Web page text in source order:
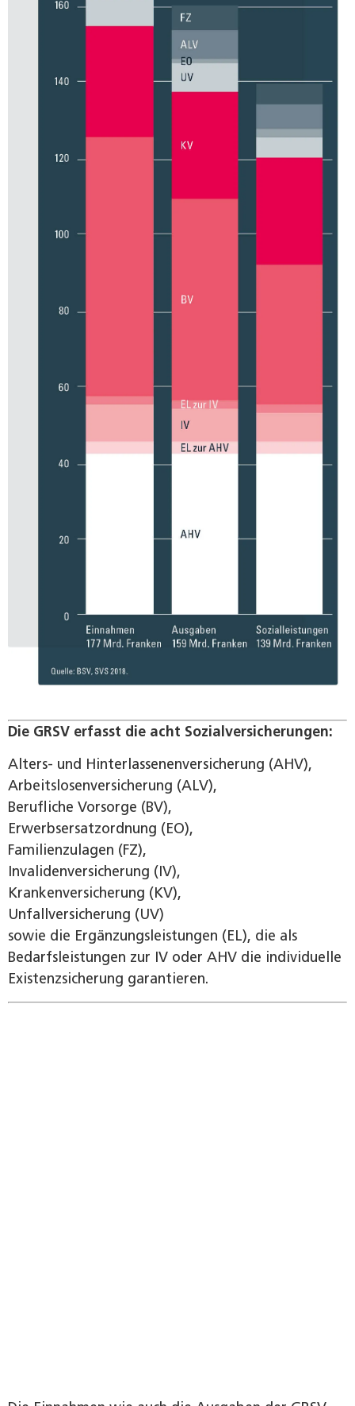
Die GRSV erfasst die acht Sozialversicherungen:
Alters- und Hinterlassenenversicherung (AHV),
Arbeitslosenversicherung (ALV),
Berufliche Vorsorge (BV),
Erwerbsersatzordnung (EO),
Familienzulagen (FZ),
Invalidenversicherung (IV),
Krankenversicherung (KV),
Unfallversicherung (UV)
sowie die Ergänzungsleistungen (EL), die als
Bedarfsleistungen zur IV oder AHV die individuelle
Existenzsicherung garantieren.